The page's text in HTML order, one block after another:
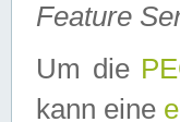
Feature
Um die
kann eine